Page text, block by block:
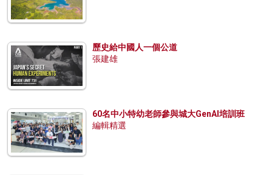
歷史給中國人一個公道
張建雄
60名中小特幼老師參與城大GenAI培訓班
編輯精選